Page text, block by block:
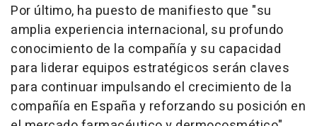
Por último, ha puesto de manifiesto que "su
amplia experiencia internacional, su profundo
conocimiento de la compañía y su capacidad
para liderar equipos estratégicos serán claves
para continuar impulsando el crecimiento de la
compañía en España y reforzando su posición en